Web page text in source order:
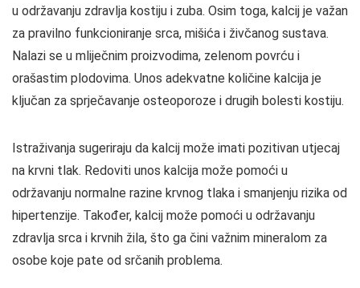
u održavanju zdravlja kostiju i zuba. Osim toga, kalcij je važan
za pravilno funkcioniranje srca, mišića i živčanog sustava.
Nalazi se u mliječnim proizvodima, zelenom povrću i
orašastim plodovima. Unos adekvatne količine kalcija je
ključan za sprječavanje osteoporoze i drugih bolesti kostiju.
Istraživanja sugeriraju da kalcij može imati pozitivan utjecaj
na krvni tlak. Redoviti unos kalcija može pomoći u
održavanju normalne razine krvnog tlaka i smanjenju rizika od
hipertenzije. Također, kalcij može pomoći u održavanju
zdravlja srca i krvnih žila, što ga čini važnim mineralom za
osobe koje pate od srčanih problema.